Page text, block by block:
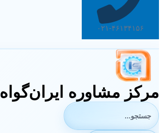
۰۲۱-۴۶۱۳۴۱۵۶
مرکز مشاوره ایران‌گواه
جستجوی: